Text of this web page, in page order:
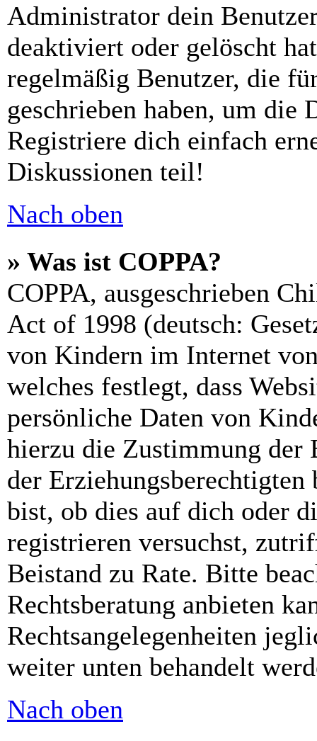
Administrator dein
deaktiviert oder gelöscht
regelmäßig Benutzer, die
geschrieben haben, um die
Registriere dich einfach
Diskussionen teil!
Nach oben
» Was ist COPPA?
COPPA, ausgeschrieben
Act of 1998 (deutsch:
von Kindern im Internet
welches festlegt, dass
persönliche Daten von
hierzu die Zustimmung der
der
bist, ob dies auf dich oder
registrieren versuchst,
Beistand zu Rate. Bitte
Rechtsberatung anbieten
Rechtsangelegenheiten
weiter unten behandelt
Nach oben